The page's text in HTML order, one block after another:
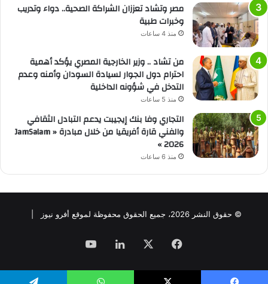
مصر وتشاد تعززان الشراكة الصحية.. دواء وتدريب
وخبرات طبية
منذ 4 ساعات
من تشاد .. وزير الخارجية المصري يؤكد أهمية
احترام دول الجوار لسيادة السودان وأمنه وعدم
التدخل في شؤونه الداخلية
منذ 5 ساعات
التجاري وفا بنك إيجيبت يدعم التبادل الثقافي
والفني قارة أفريقيا من خلال مبادرة « JamSalam
2026 »
منذ 6 ساعات
© حقوق النشر 2026، جميع الحقوق محفوظة لموقع أفرو نيوز |
فيسبوك لينكدإن